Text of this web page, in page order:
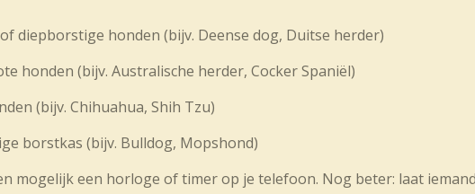
diepborstige honden (bijv. Deense dog, Duitse herder)
honden (bijv. Australische herder, Cocker Spaniël)
(bijv. Chihuahua, Shih Tzu)
borstkas (bijv. Bulldog, Mopshond)
mogelijk een horloge of timer op je telefoon. Nog beter: laat